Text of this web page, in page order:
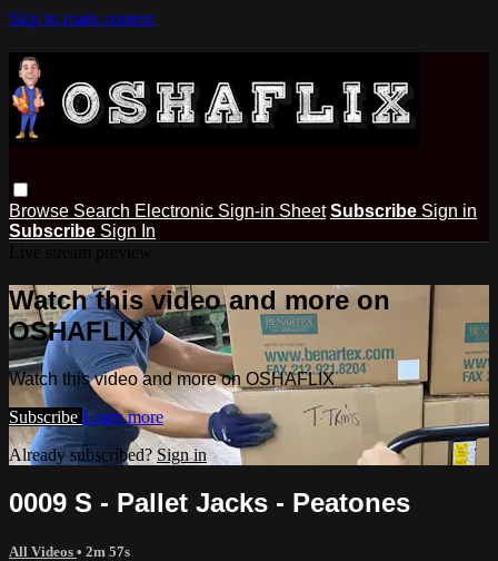
Skip to main content
Browse Search Electronic Sign-in Sheet Subscribe Sign in
Subscribe Sign In
Watch this video and more on
OSHAFLIX
Watch this video and more on OSHAFLIX
Subscribe Learn more
Already subscribed? Sign in
0009 S - Pallet Jacks - Peatones
All Videos • 2m 57s